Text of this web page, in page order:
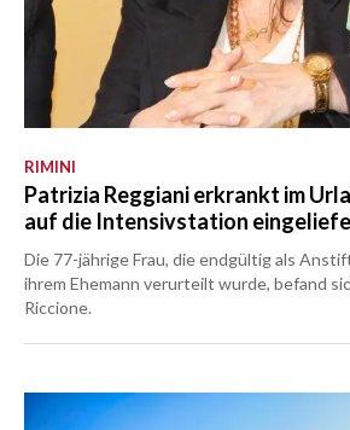
RIMINI
Patrizia Reggiani erkrankt im
auf die Intensivstation
Die 77-jährige Frau, die endgültig als
ihrem Ehemann verurteilt wurde, befand
Riccione.